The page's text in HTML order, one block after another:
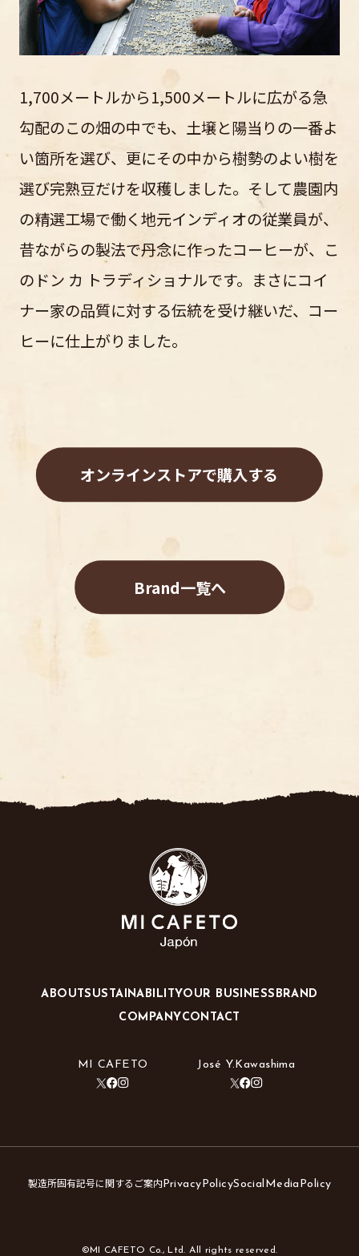
1,700メートルから1,500メートルに広がる急
勾配のこの畑の中でも、土壌と陽当りの一番よ
い箇所を選び、更にその中から樹勢のよい樹を
選び完熟豆だけを収穫しました。そして農園内
の精選工場で働く地元インディオの従業員が、
昔ながらの製法で丹念に作ったコーヒーが、こ
のドン カ トラディショナルです。まさにコイ
ナー家の品質に対する伝統を受け継いだ、コー
ヒーに仕上がりました。
オンラインストアで購入する
Brand一覧へ
ABOUTSUSTAINABILITYOUR BUSINESS BRAND
COMPANY CONTACT
MI CAFETO José Y.Kawashima
製造所固有記号に関するご案内PrivacyPolicySocialMediaPolicy
©MI CAFETO Co., Ltd. All rights reserved.